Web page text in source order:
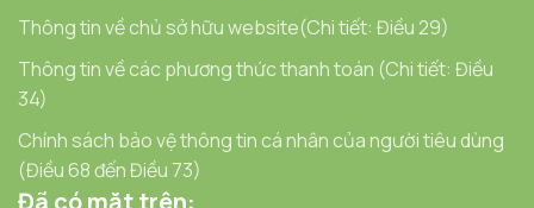
Thông tin về chủ sở hữu website(Chi tiết: Điều 29)
Thông tin về các phương thức thanh toán (Chi tiết: Điều
34)
Chính sách bảo vệ thông tin cá nhân của người tiêu dùng
(Điều 68 đến Điều 73)
Đã có mặt trên: